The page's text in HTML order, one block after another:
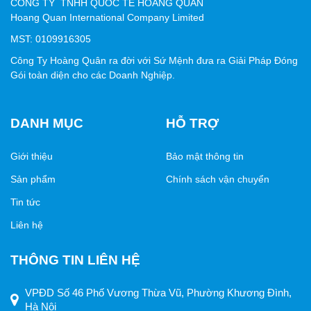
tăng tính chuyên nghiệp. Ngoài ra, túi còn xuất hiện trong
Lợi ích cho doanh nghiệp
phẩm được bảo quản tốt mà còn tạo hình ảnh gọn gàng,
đẹp mắt trong mắt khách hàng. Bao bì chất lượng cao
cũng góp phần nâng cao uy tín thương hiệu và tăng sức
CÔNG TY TNHH QUỐC TẾ HOÀNG QUÂN
Hoang Quan International Company Limited
MST: 0109916305
Công Ty Hoàng Quân ra đời với Sứ Mệnh đưa ra Giải Pháp Đóng
Gói toàn diện cho các Doanh Nghiệp.
DANH MỤC
Giới thiệu
Sản phẩm
Tin tức
Liên hệ
HỖ TRỢ
Bảo mật thông tin
Chính sách vận chuyển
THÔNG TIN LIÊN HỆ
VPĐD Số 46 Phố Vương Thừa Vũ, Phường Khương Đình,
Hà Nội